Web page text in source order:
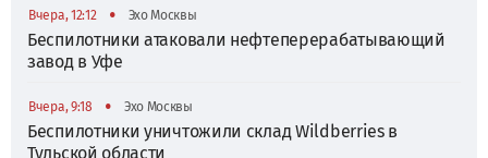
Вчера, 12:12 • Эхо Москвы
Беспилотники атаковали нефтеперерабатывающий
завод в Уфе
Вчера, 9:18 • Эхо Москвы
Беспилотники уничтожили склад Wildberries в
Тульской области